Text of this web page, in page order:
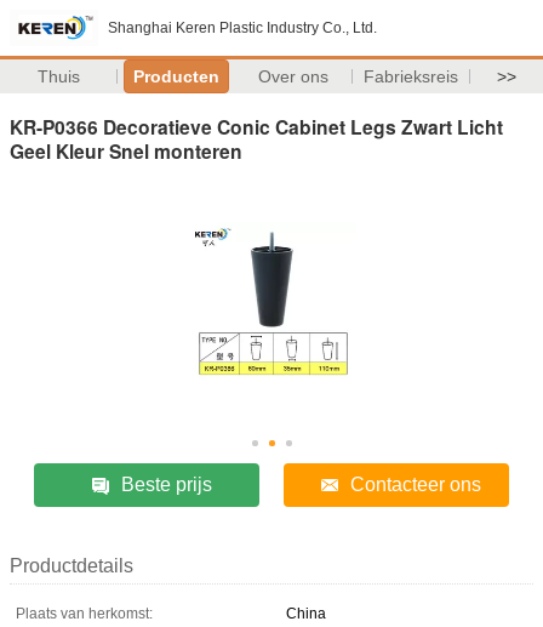
Shanghai Keren Plastic Industry Co., Ltd.
Thuis Producten Over ons Fabrieksreis >>
KR-P0366 Decoratieve Conic Cabinet Legs Zwart Licht
Geel Kleur Snel monteren
Beste prijs Contacteer ons
Productdetails
Plaats van herkomst:
China